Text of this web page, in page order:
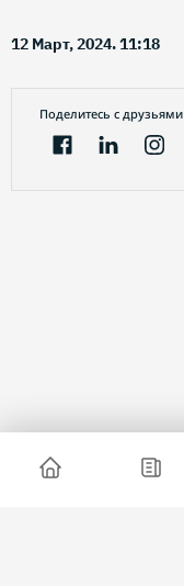
12 Март, 2024. 11:18
Поделитесь с друзьями